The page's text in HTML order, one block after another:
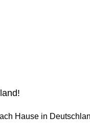
Hause in